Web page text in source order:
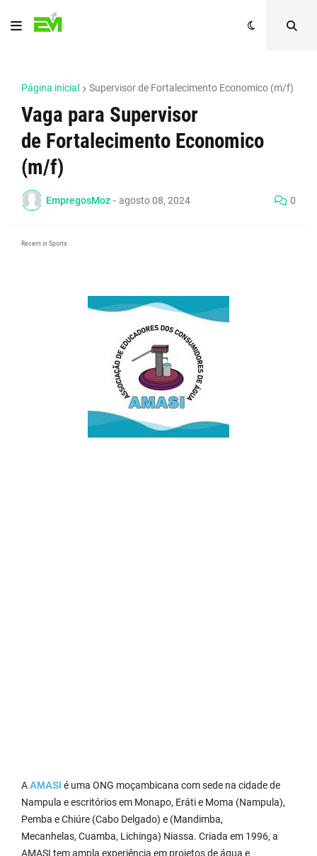
Página inicial Supervisor de Fortalecimento Economico (m/f)
Vaga para Supervisor
de Fortalecimento Economico
(m/f)
EmpregosMoz - agosto 08, 2024 0
Recent in Sports
AAMASI é uma ONG moçambicana com sede na cidade de
Nampula e escritórios em Monapo, Eráti e Moma (Nampula),
Pemba e Chiúre (Cabo Delgado) e (Mandimba,
Mecanhelas, Cuamba, Lichinga) Niassa. Criada em 1996, a
AMASI tem ampla experiência em projetos de água e